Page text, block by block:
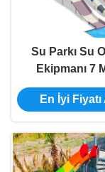
Su Parkı Su
Ekipmanı 7
Yüksek Su
Kütüphane
Havuzu
En İyi Fiyatı